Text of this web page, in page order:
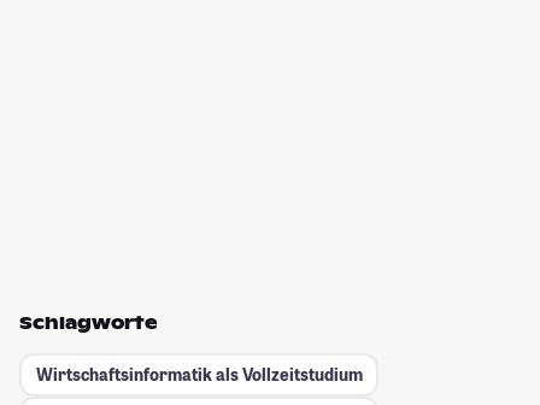
Schlagworte
Wirtschaftsinformatik als Vollzeitstudium